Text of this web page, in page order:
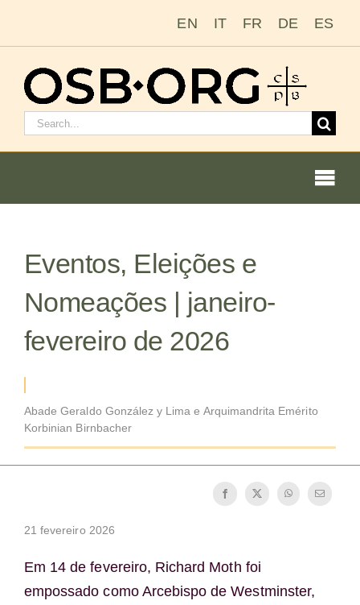
conteúdo
EN IT FR DE ES
Pesquisar
Nossas raízes
A ordem beneditina
A medalha de São Bento
Arquivo OSB.org
Eventos, Eleições e
Nomeações | janeiro-
fevereiro de 2026
Abade Geraldo González y Lima e Arquimandrita Emérito
Korbinian Birnbacher
21 fevereiro 2026
Em 14 de fevereiro, Richard Moth foi
empossado como Arcebispo de Westminster,